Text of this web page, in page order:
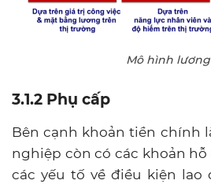
Mô hình lương
3.1.2 Phụ cấp
Bên cạnh khoản tiền chính
nghiệp còn có các khoản
các yếu tố về điều kiện lao